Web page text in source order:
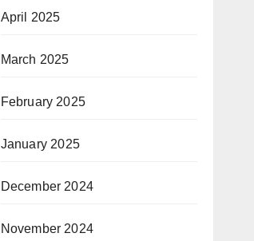
April 2025
March 2025
February 2025
January 2025
December 2024
November 2024